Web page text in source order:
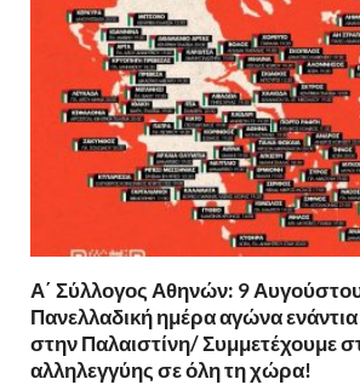
Α΄ Σύλλογος Αθηνών: 9
Πανελλαδική ημέρα αγώνα
στην Παλαιστίνη/ Συμμετέχουμε
αλληλεγγύης σε όλη τη χώρα!